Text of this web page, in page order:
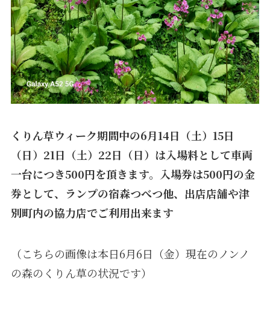
くりん草ウィーク期間中の6月14日（土）15日
（日）21日（土）22日（日）は入場料として車両
一台につき500円を頂きます。入場券は500円の金
券として、ランプの宿森つべつ他、出店店舗や津
別町内の協力店でご利用出来ます
（こちらの画像は本日6月6日（金）現在のノンノ
の森のくりん草の状況です）